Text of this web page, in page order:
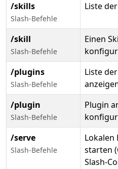
/skills
Slash-Befehle
Liste
/skill
Slash-Befehle
Einen
/plugins
Slash-Befehle
Liste
/plugin
Slash-Befehle
Plugin
/serve
Slash-Befehle
Lokalen
starten
Slash-